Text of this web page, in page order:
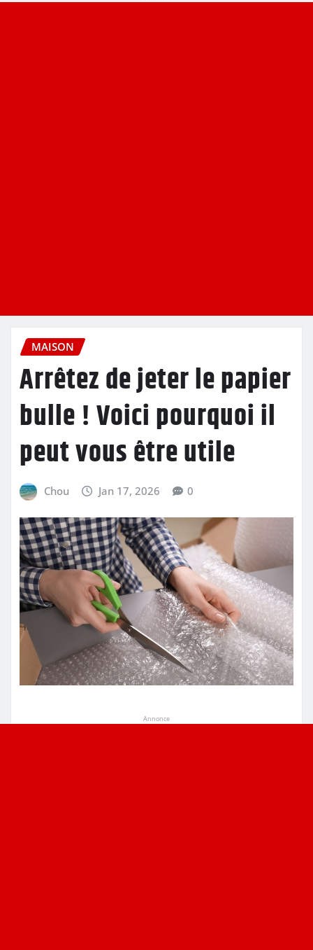
MAISON
Arrêtez de jeter le papier
bulle ! Voici pourquoi il
peut vous être utile
Chou Jan 17, 2026 0
Annonce